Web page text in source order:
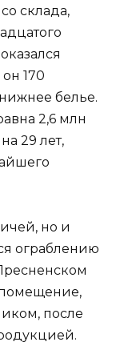
склада,
170
белье.
2,6 млн
29 лет,
но и
ограблению
после